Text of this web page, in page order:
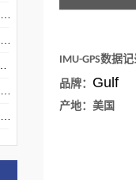
IMU-GPS数据记
品牌： Gulf
产地：美国